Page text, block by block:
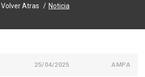
Volver Atras Noticia
25/04/2025 AMPA